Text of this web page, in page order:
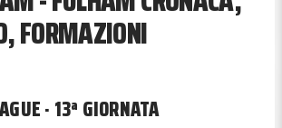
FORMAZIONI
· 13ª GIORNATA